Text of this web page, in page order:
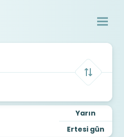
Yarın
Ertesi gün